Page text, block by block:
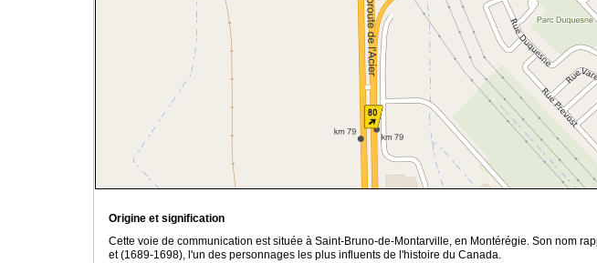
Origine et signification
Cette voie de communication est située à Saint-Bruno-de-Montarville, en Montérégie. Son nom
et (1689-1698), l'un des personnages les plus influents de l'histoire du Canada.